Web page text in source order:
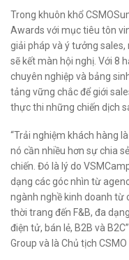
Trong khuôn khổ
Awards với mục tiêu tôn
giải pháp và ý tưởng
sẽ kết màn hội nghị. Với 8
chuyên nghiệp và bảng
tảng vững chắc để giới
thực thi những chiến dịch
“Trải nghiệm khách hàng
nó cần nhiều hơn sự chia
chiến. Đó là lý do
dạng các góc nhìn từ
ngành nghề kinh doanh từ
thời trang đến F&B, đa
điện tử, bán lẻ, B2B và
Group và là Chủ tịch CSMO